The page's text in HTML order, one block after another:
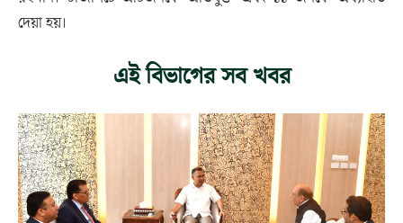
দেয়া হয়।
এই বিভাগের সব খবর